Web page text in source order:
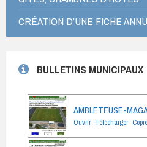
CRÉATION D’UNE FICHE
BULLETINS MUNICIPAUX
AMBLETEUSE-
Ouvrir Télécharger